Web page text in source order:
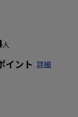
人
イント 詳細